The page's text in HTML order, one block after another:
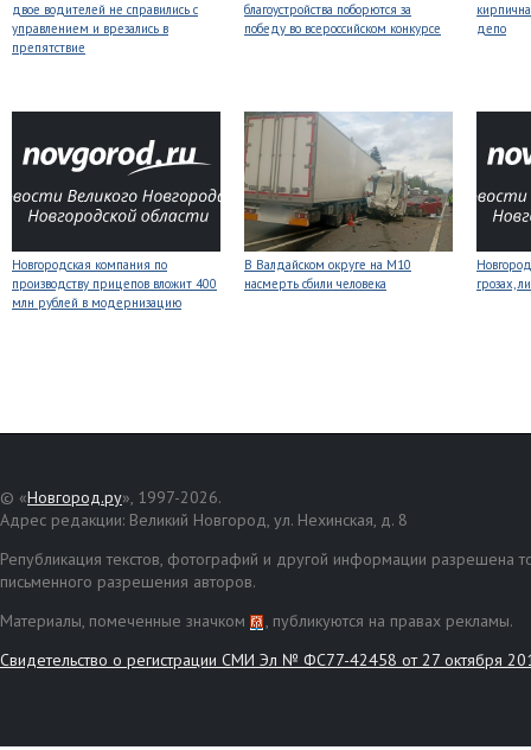
двое водителей не справились с
управлением и врезались в
препятствие
благоустройства поборются за
победу во всероссийском конкурсе
депо
Новгородская компания по
производству прицепов вложит 400
млн рублей в модернизацию
В Валдайском округе на М10
насмерть сбили человека
грозах,
© «Новгород.ру», 1997-2026.
Адрес редакции: Великий Новгород, ул. Нехинская, д. 8
Републикация текстов, фотографий и другой информации разрешена
письменного разрешения авторов.
Материалы, помеченные значком
, публикуются на правах рекламы.
Свидетельство о регистрации СМИ Эл № ФС77-42458 от 27 октября